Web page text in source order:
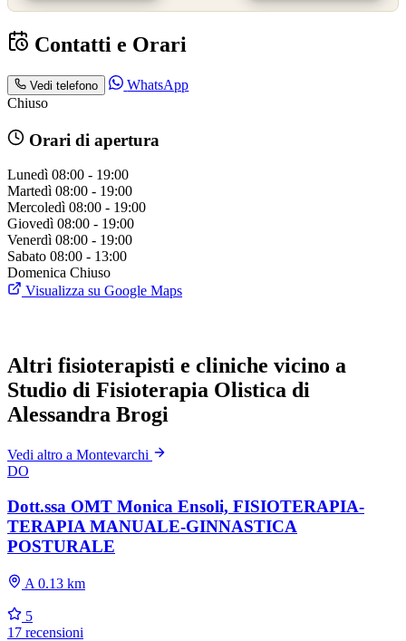
Contatti e Orari
Vedi telefono
WhatsApp
Chiuso
Orari di apertura
Lunedì 08:00 - 19:00
Martedì 08:00 - 19:00
Mercoledì 08:00 - 19:00
Giovedì 08:00 - 19:00
Venerdì 08:00 - 19:00
Sabato 08:00 - 13:00
Domenica Chiuso
Visualizza su Google Maps
Altri fisioterapisti e cliniche vicino a
Studio di Fisioterapia Olistica di
Alessandra Brogi
Vedi altro a Montevarchi
DO
Dott.ssa OMT Monica Ensoli, FISIOTERAPIA-
TERAPIA MANUALE-GINNASTICA
POSTURALE
A 0.13 km
5
17 recensioni